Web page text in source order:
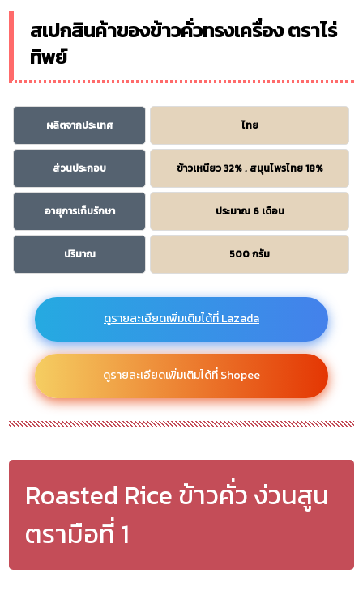
สเปกสินค้าของข้าวคั่วทรงเครื่อง ตราไร่
ทิพย์
ผลิตจากประเทศ ไทย
ส่วนประกอบ ข้าวเหนียว 32% , สมุนไพรไทย 18%
อายุการเก็บรักษา ประมาณ 6 เดือน
ปริมาณ 500 กรัม
ดูรายละเอียดเพิ่มเติมได้ที่ Lazada
ดูรายละเอียดเพิ่มเติมได้ที่ Shopee
Roasted Rice ข้าวคั่ว ง่วนสูน
ตรามือที่ 1